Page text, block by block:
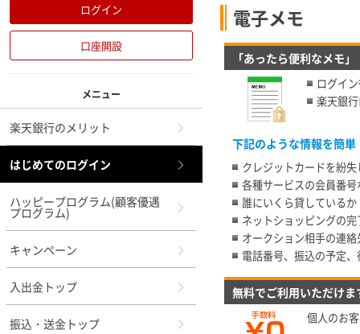
電子メモ
「あったら便利なメモ
ログイ
楽天銀
下記のような情報を簡
クレジットカードを紛
各種サービスの会員番
誰にいくら貸している
ネットショッピングの
オークション相手の連絡
電話番号、振込の予定
無料でご利用いただけま
個人のお
ログイン
口座開設
メニュー
楽天銀行のメリット
はじめてのログイン
ハッピープログラム(顧客優遇
プログラム)
キャンペーン
入出金トップ
振込・送金トップ